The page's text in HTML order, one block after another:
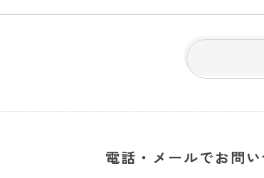
電話・メールでお問